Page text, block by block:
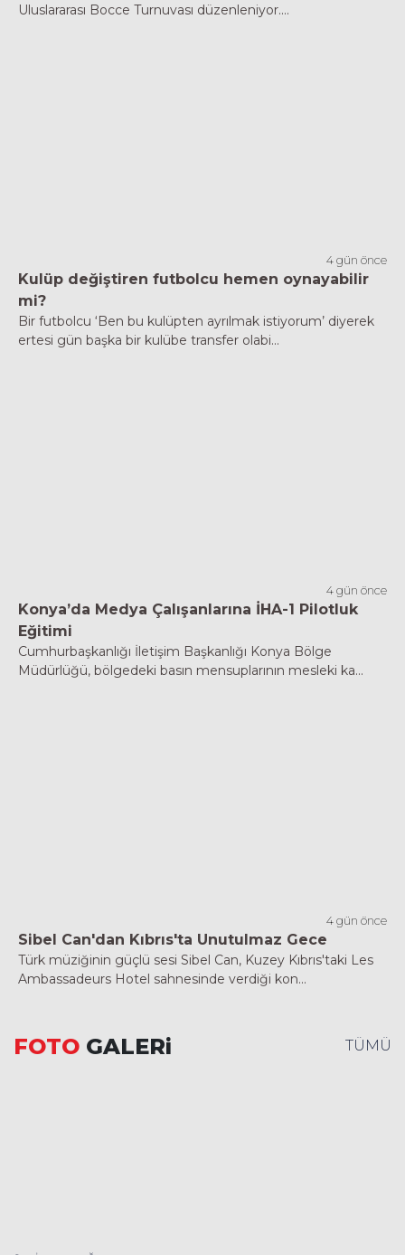
Uluslararası Bocce Turnuvası düzenleniyor....
4 gün önce
Kulüp değiştiren futbolcu hemen oynayabilir
mi?
Bir futbolcu ‘Ben bu kulüpten ayrılmak istiyorum’ diyerek
ertesi gün başka bir kulübe transfer olabi...
4 gün önce
Konya’da Medya Çalışanlarına İHA-1 Pilotluk
Eğitimi
Cumhurbaşkanlığı İletişim Başkanlığı Konya Bölge
Müdürlüğü, bölgedeki basın mensuplarının mesleki ka...
4 gün önce
Sibel Can'dan Kıbrıs'ta Unutulmaz Gece
Türk müziğinin güçlü sesi Sibel Can, Kuzey Kıbrıs'taki Les
Ambassadeurs Hotel sahnesinde verdiği kon...
FOTO GALERi TÜMÜ